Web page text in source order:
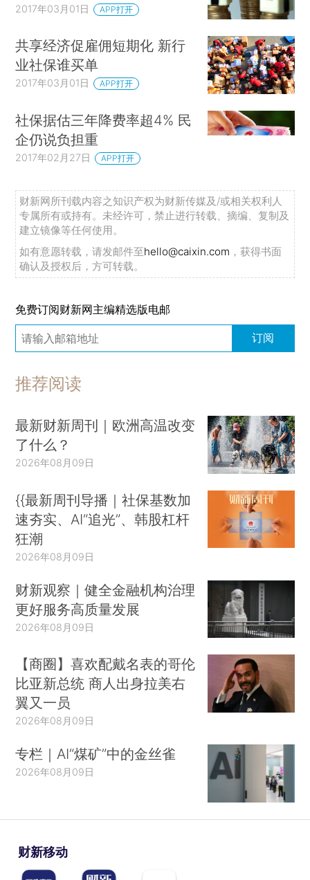
2017年03月01日 APP打开
共享经济促雇佣短期化 新行
业社保谁买单
2017年03月01日 APP打开
社保据估三年降费率超4% 民
企仍说负担重
2017年02月27日 APP打开
财新网所刊载内容之知识产权为财新传媒及/或相关权利人
专属所有或持有。未经许可，禁止进行转载、摘编、复制及
建立镜像等任何使用。
如有意愿转载，请发邮件至hello@caixin.com ，获得书面
确认及授权后，方可转载。
免费订阅财新网主编精选版电邮
订阅
推荐阅读
最新财新周刊｜欧洲高温改变
了什么？
2026年08月09日
{{最新周刊导播｜社保基数加
速夯实、AI“追光”、韩股杠杆
狂潮
2026年08月09日
财新观察｜健全金融机构治理
更好服务高质量发展
2026年08月09日
【商圈】喜欢配戴名表的哥伦
比亚新总统 商人出身拉美右
翼又一员
2026年08月09日
专栏｜AI“煤矿”中的金丝雀
2026年08月09日
财新移动